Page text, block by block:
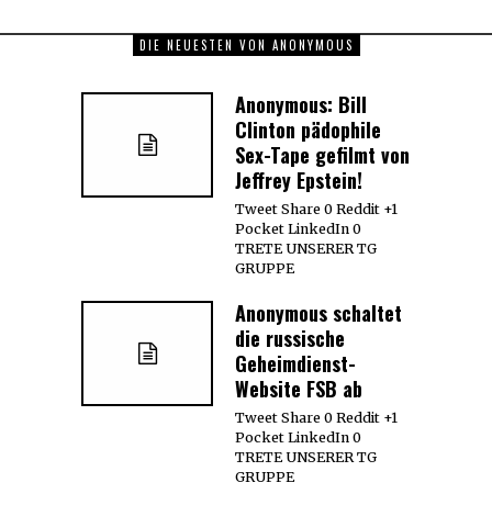
DIE NEUESTEN VON ANONYMOUS
Anonymous: Bill
Clinton pädophile
Sex-Tape gefilmt von
Jeffrey Epstein!
Tweet Share 0 Reddit +1
Pocket LinkedIn 0
TRETE UNSERER TG
GRUPPE
Anonymous schaltet
die russische
Geheimdienst-
Website FSB ab
Tweet Share 0 Reddit +1
Pocket LinkedIn 0
TRETE UNSERER TG
GRUPPE